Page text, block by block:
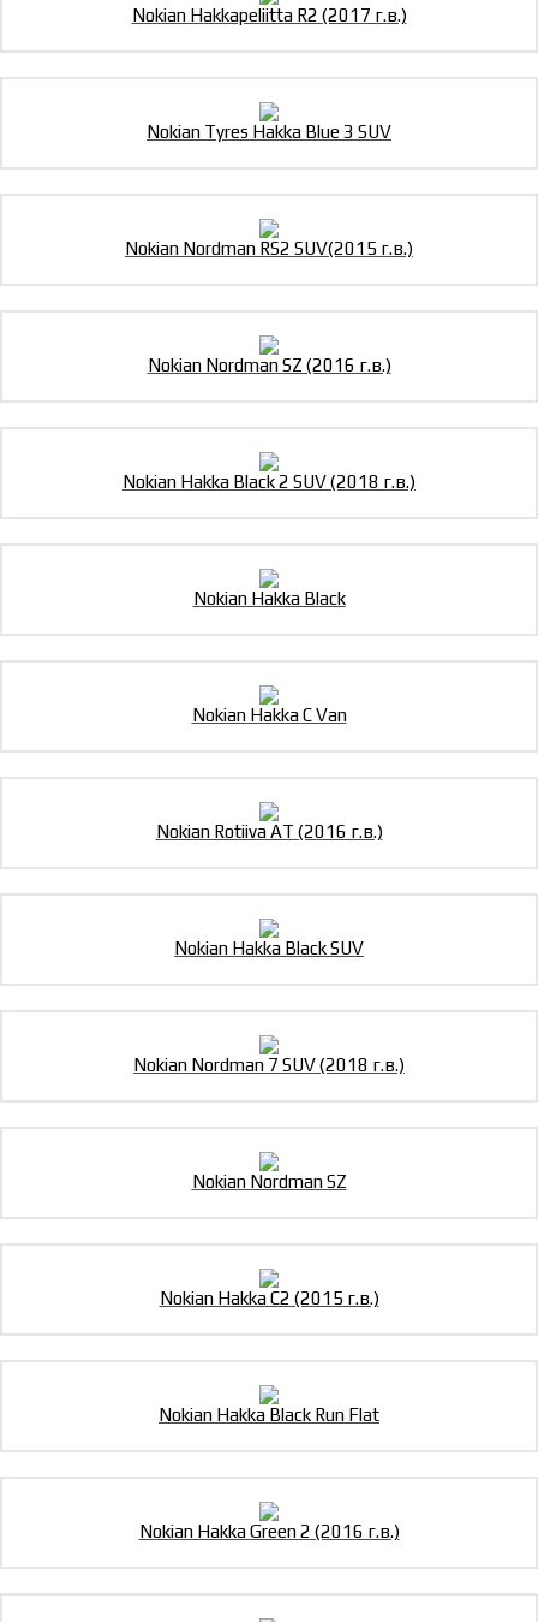
Nokian Hakkapeliitta R2 (2017 г.в.)
Nokian Tyres Hakka Blue 3 SUV
Nokian Nordman RS2 SUV(2015 г.в.)
Nokian Nordman SZ (2016 г.в.)
Nokian Hakka Black 2 SUV (2018 г.в.)
Nokian Hakka Black
Nokian Hakka C Van
Nokian Rotiiva AT (2016 г.в.)
Nokian Hakka Black SUV
Nokian Nordman 7 SUV (2018 г.в.)
Nokian Nordman SZ
Nokian Hakka C2 (2015 г.в.)
Nokian Hakka Black Run Flat
Nokian Hakka Green 2 (2016 г.в.)